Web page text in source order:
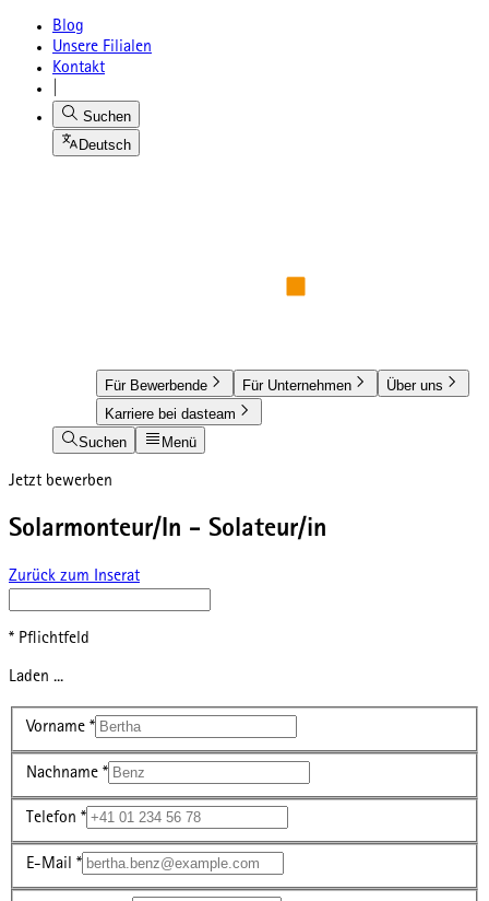
Blog
Unsere Filialen
Kontakt
Suchen
Deutsch
Für Bewerbende Für Unternehmen
Über uns
Karriere bei dasteam
Suchen
Menü
Jetzt bewerben
Solarmonteur/In - Solateur/in
Zurück zum Inserat
* Pflichtfeld
Laden ...
Vorname *
Nachname *
Telefon *
E-Mail *